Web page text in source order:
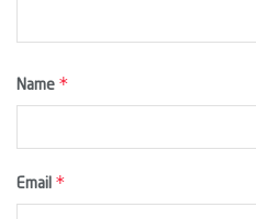
Name *
Email *